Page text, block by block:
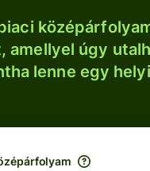
amellyel úgy
lenne egy